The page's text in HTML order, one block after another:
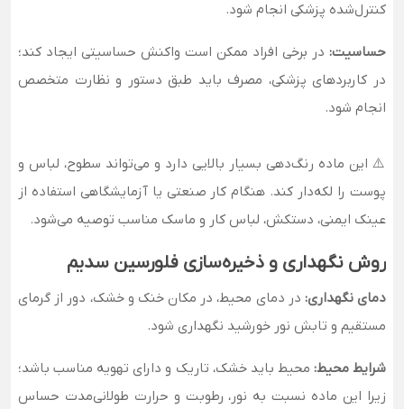
کنترل‌شده پزشکی انجام شود.
حساسیت: در برخی افراد ممکن است واکنش حساسیتی ایجاد کند؛
در کاربردهای پزشکی، مصرف باید طبق دستور و نظارت متخصص
انجام شود.
⚠️ این ماده رنگ‌دهی بسیار بالایی دارد و می‌تواند سطوح، لباس و
پوست را لکه‌دار کند. هنگام کار صنعتی یا آزمایشگاهی استفاده از
عینک ایمنی، دستکش، لباس کار و ماسک مناسب توصیه می‌شود.
روش نگهداری و ذخیره‌سازی فلورسین سدیم
دمای نگهداری: در دمای محیط، در مکان خنک و خشک، دور از گرمای
مستقیم و تابش نور خورشید نگهداری شود.
شرایط محیط: محیط باید خشک، تاریک و دارای تهویه مناسب باشد؛
زیرا این ماده نسبت به نور، رطوبت و حرارت طولانی‌مدت حساس